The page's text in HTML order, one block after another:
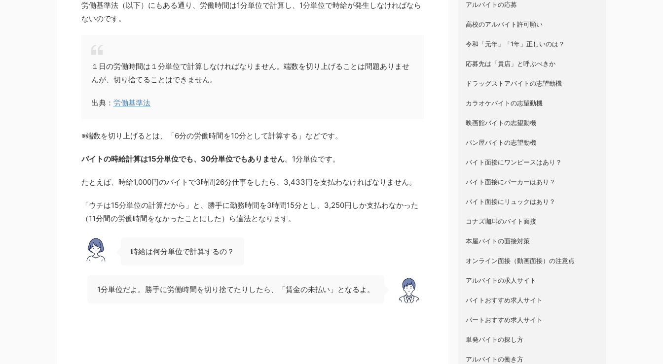
労働基準法（以下）にもある通り、労働時間は1分単位で計算し、1分単位で時給が発生しなければなら
ないのです。
１日の労働時間は１分単位で計算しなければなりません。端数を切り上げることは問題ありませ
んが、切り捨てることはできません。
出典： 労働基準法
※端数を切り上げるとは、「6分の労働時間を10分として計算する」などです。
バイトの時給計算は15分単位でも、30分単位でもありません。1分単位です。
たとえば、時給1,000円のバイトで3時間26分仕事をしたら、3,433円を支払わなければなりません。
「ウチは15分単位の計算だから」と、勝手に勤務時間を3時間15分とし、3,250円しか支払わなかった
（11分間の労働時間をなかったことにした）ら違法となります。
時給は何分単位で計算するの？
1分単位だよ。勝手に労働時間を切り捨てたりしたら、「賃金の未払い」となるよ。
アルバイトの応募
高校のアルバイト許可願い
令和「元年」「1年」正しいのは？
応募先は「貴店」と呼ぶべきか
ドラッグストアバイトの志望動機
カラオケバイトの志望動機
映画館バイトの志望動機
パン屋バイトの志望動機
バイト面接にワンピースはあり？
バイト面接にパーカーはあり？
バイト面接にリュックはあり？
コナズ珈琲のバイト面接
本屋バイトの面接対策
オンライン面接（動画面接）の注意点
アルバイトの求人サイト
バイトおすすめ求人サイト
パートおすすめ求人サイト
単発バイトの探し方
アルバイトの働き方